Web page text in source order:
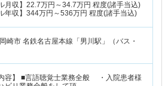
月収】 22.7万円～34.7万円 程度(諸手当込)
年収】 344万円～536万円 程度(諸手当込)
崎市 名鉄名古屋本線「男川駅」（バス・
内容】 ■言語聴覚士業務全般 ・入院患者様